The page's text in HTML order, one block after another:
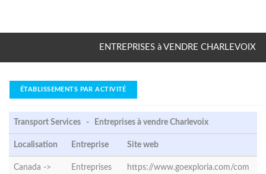
ENTREPRISES à VENDRE CHARLEVOIX
ÉTABLISSEMENTS PAR ACTIVITÉ
Transport Services - Entreprises à vendre Charlevoix
Localisation Entreprise Site web
Canada ->
Entreprises
https://www.goexploria.com/com